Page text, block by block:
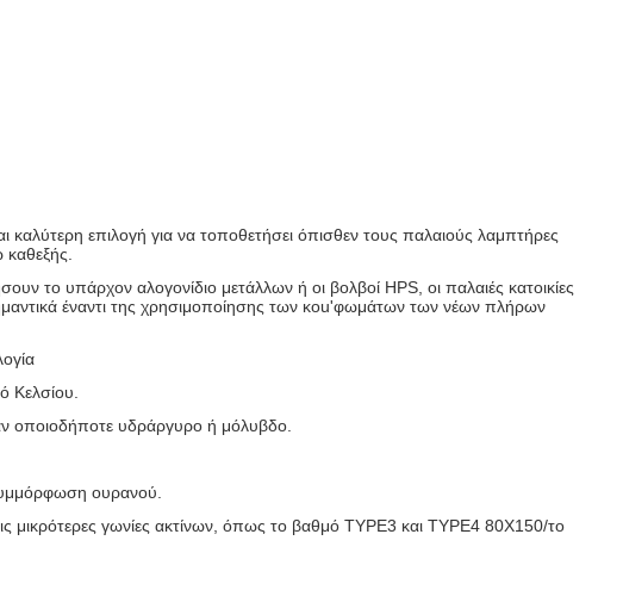
επιλογή για να τοποθετήσει όπισθεν τους παλαιούς λαμπτήρες
το υπάρχον αλογονίδιο μετάλλων ή οι βολβοί HPS, οι παλαιές κατοικίες
έναντι της χρησιμοποίησης των κοu'φωμάτων των νέων πλήρων
Κελσίου.
οποιοδήποτε υδράργυρο ή μόλυβδο.
ουρανού.
μικρότερες γωνίες ακτίνων, όπως το βαθμό TYPE3 και TYPE4 80X150/το